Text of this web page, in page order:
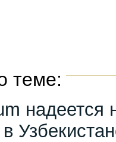
теме:
надеется